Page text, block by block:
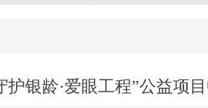
护银龄·爱眼工程”公益项